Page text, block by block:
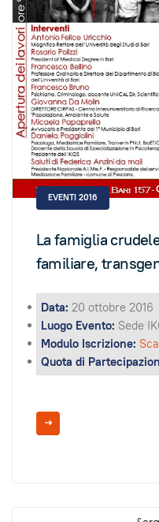
EVENTI 2016
La famiglia
familiare,
Data: 20 ottobre 2016
Luogo Evento: Sede
Modulo Iscrizione:
Quota di